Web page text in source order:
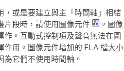
，或是要建立與主「時間軸」相結
片段時，請使用圖像元件
。圖像
作。互動式控制項及聲音無法在圖
作用。圖像元件增加的 FLA 檔大小
它們不使用時間軸。